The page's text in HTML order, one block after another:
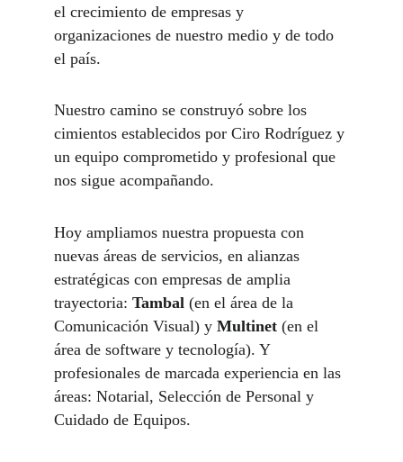
el crecimiento de empresas y
organizaciones de nuestro medio y de todo
el país.
Nuestro camino se construyó sobre los
cimientos establecidos por Ciro Rodríguez y
un equipo comprometido y profesional que
nos sigue acompañando.
Hoy ampliamos nuestra propuesta con
nuevas áreas de servicios, en alianzas
estratégicas con empresas de amplia
trayectoria: Tambal (en el área de la
Comunicación Visual) y Multinet (en el
área de software y tecnología). Y
profesionales de marcada experiencia en las
áreas: Notarial, Selección de Personal y
Cuidado de Equipos.